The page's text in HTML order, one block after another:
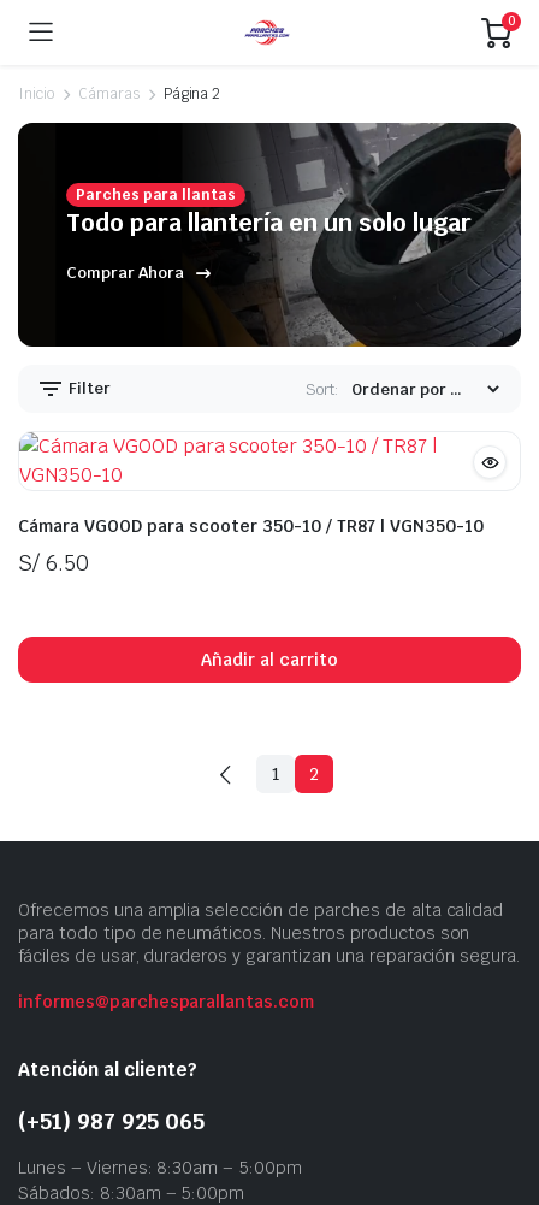
0
Inicio Cámaras Página 2
Parches para llantas
Todo para llantería en un solo lugar
Comprar Ahora
Filter Sort:
Cámara VGOOD para scooter 350-10 / TR87 | VGN350-10
S/6.50
Añadir al carrito
1 2
Ofrecemos una amplia selección de parches de alta calidad
para todo tipo de neumáticos. Nuestros productos son
fáciles de usar, duraderos y garantizan una reparación segura.
informes@parchesparallantas.com
Atención al cliente?
(+51) 987 925 065
Lunes – Viernes: 8:30am – 5:00pm
Sábados: 8:30am – 5:00pm